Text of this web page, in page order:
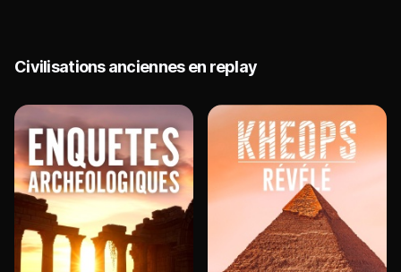
Civilisations anciennes en replay